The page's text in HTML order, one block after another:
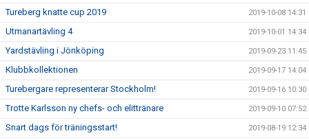
Tureberg knatte cup 2019 2019-10-08 14:31
Utmanartävling 4 2019-10-01 14:34
Yardstävling i Jönköping 2019-09-23 11:45
Klubbkollektionen 2019-09-17 14:04
Turebergare representerar Stockholm! 2019-09-16 10:30
Trotte Karlsson ny chefs- och elittränare 2019-09-10 07:52
Snart dags för träningsstart! 2019-08-19 12:34